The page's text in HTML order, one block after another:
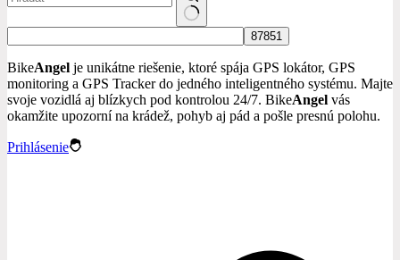
results
BikeAngel je unikátne riešenie, ktoré spája GPS lokátor, GPS
monitoring a GPS Tracker do jedného inteligentného systému. Majte
svoje vozidlá aj blízkych pod kontrolou 24/7. BikeAngel vás
okamžite upozorní na krádež, pohyb aj pád a pošle presnú polohu.
Prihlásenie